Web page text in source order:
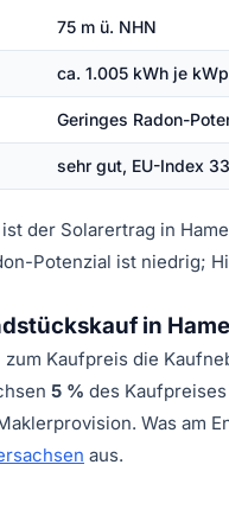
75 m ü. NHN
ca. 1.005 kWh je
Geringes Radon-
sehr gut, EU-Index
der Solarertrag in
Potenzial ist niedrig;
in
Kaufpreis die
5 % des
Was am
aus.